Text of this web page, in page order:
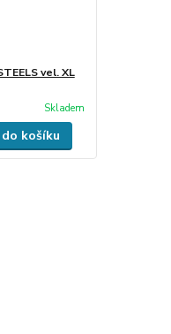
vel. XL
Skladem
košíku